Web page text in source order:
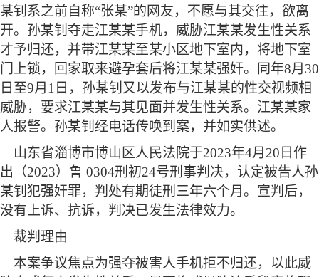
某钊系之前自称“张某”的网友，不愿与其交往，欲离
开。孙某钊夺走江某某手机，威胁江某某发生性关系
才予归还，并带江某某至某小区地下室内，将地下室
门上锁，回家取来避孕套后将江某某强奸。同年8月30
日至9月1日，孙某钊又以发布与江某某的性交视频相
威胁，要求江某某与其见面并发生性关系。江某某家
人报警。孙某钊经电话传唤到案，并如实供述。
山东省淄博市博山区人民法院于2023年4月20日作
出（2023）鲁 0304刑初24号刑事判决，认定被告人孙
某钊犯强奸罪，判处有期徒刑三年六个月。宣判后，
没有上诉、抗诉，判决已发生法律效力。
裁判理由
本案争议焦点为强夺被害人手机拒不归还，以此威